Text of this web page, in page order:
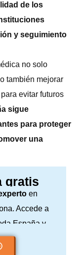
de los
y seguimiento
no solo
también mejorar
evitar futuros
sigue
para proteger
una
gratis
en
Accede a
España y